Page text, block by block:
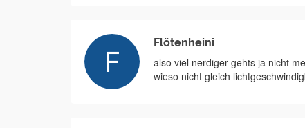
Flötenheini
also viel nerdiger gehts ja nicht
wieso nicht gleich